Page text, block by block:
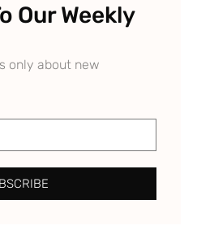
Our Weekly
only about new